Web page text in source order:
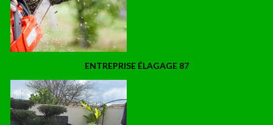
ENTREPRISE ÉLAGAGE 87